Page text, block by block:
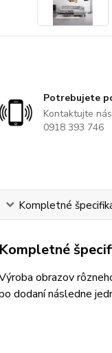
Potrebujete
Kontaktujte
0918 393 746
Kompletné
Kompletné
obrazov
dodaní následne